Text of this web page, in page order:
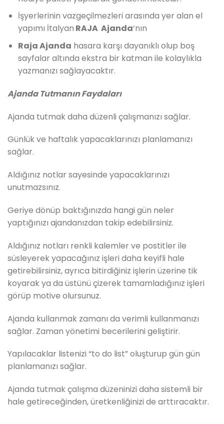
İşyerlerinin vazgeçilmezleri arasında yer alan el
yapımı İtalyan RAJA Ajanda‘nın
Raja Ajanda hasara karşı dayanıklı olup boş
sayfalar altında ekstra bir katman ile kolaylıkla
yazmanızı sağlayacaktır.
Ajanda Tutmanın Faydaları
Ajanda tutmak daha düzenli çalışmanızı sağlar.
Günlük ve haftalık yapacaklarınızı planlamanızı
sağlar.
Aldığınız notlar sayesinde yapacaklarınızı
unutmazsınız.
Geriye dönüp baktığınızda hangi gün neler
yaptığınızı ajandanızdan takip edebilirsiniz.
Aldığınız notları renkli kalemler ve postitler ile
süsleyerek yapacağınız işleri daha keyifli hale
getirebilirsiniz, ayrıca bitirdiğiniz işlerin üzerine tik
koyarak ya da üstünü çizerek tamamladığınız işleri
görüp motive olursunuz.
Ajanda kullanmak zamanı da verimli kullanmanızı
sağlar. Zaman yönetimi becerilerini geliştirir.
Yapılacaklar listenizi “to do list” oluşturup gün gün
planlamanızı sağlar.
Ajanda tutmak çalışma düzeninizi daha sistemli bir
hale getireceğinden, üretkenliğinizi de arttıracaktır.